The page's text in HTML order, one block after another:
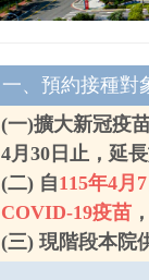
一、預約接種對
(一)擴大新冠疫
4月30日止，延
(二) 自115年4月7
COVID-19疫苗
(三) 現階段本院